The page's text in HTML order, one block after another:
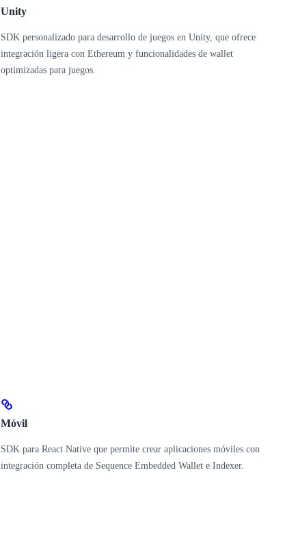
Unity
SDK personalizado para desarrollo de juegos en Unity, que ofrece
integración ligera con Ethereum y funcionalidades de wallet
optimizadas para juegos.
Móvil
SDK para React Native que permite crear aplicaciones móviles con
integración completa de Sequence Embedded Wallet e Indexer.